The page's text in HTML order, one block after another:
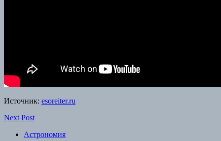
Источник: esoreiter.ru
Next Post
Астрономия